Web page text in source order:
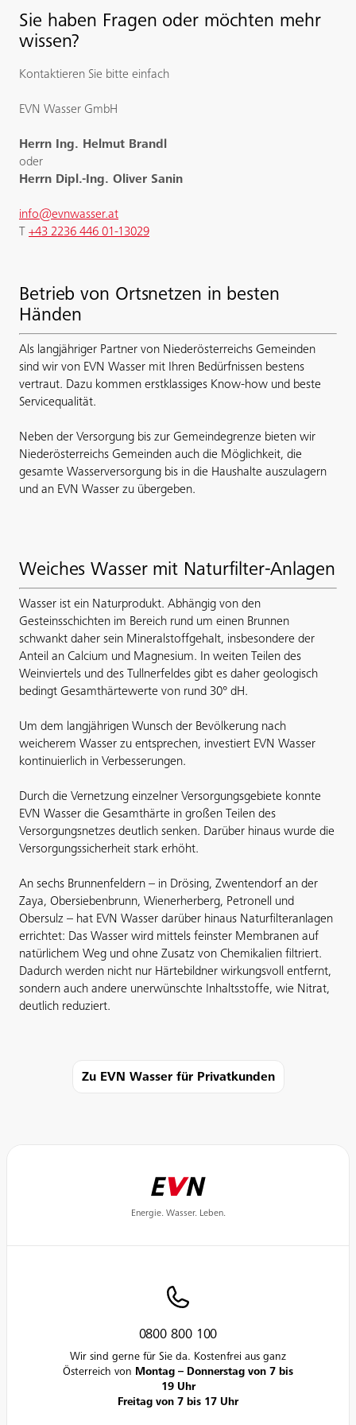
Sie haben Fragen oder möchten mehr
wissen?
Kontaktieren Sie bitte einfach
EVN Wasser GmbH
Herrn Ing. Helmut Brandl
oder
Herrn Dipl.-Ing. Oliver Sanin
info@evnwasser.at
T +43 2236 446 01-13029
Betrieb von Ortsnetzen in besten
Händen
Als langjähriger Partner von Niederösterreichs Gemeinden
sind wir von EVN Wasser mit Ihren Bedürfnissen bestens
vertraut. Dazu kommen erstklassiges Know-how und beste
Servicequalität.
Neben der Versorgung bis zur Gemeindegrenze bieten wir
Niederösterreichs Gemeinden auch die Möglichkeit, die
gesamte Wasserversorgung bis in die Haushalte auszulagern
und an EVN Wasser zu übergeben.
Weiches Wasser mit Naturfilter-Anlagen
Wasser ist ein Naturprodukt. Abhängig von den
Gesteinsschichten im Bereich rund um einen Brunnen
schwankt daher sein Mineralstoffgehalt, insbesondere der
Anteil an Calcium und Magnesium. In weiten Teilen des
Weinviertels und des Tullnerfeldes gibt es daher geologisch
bedingt Gesamthärtewerte von rund 30° dH.
Um dem langjährigen Wunsch der Bevölkerung nach
weicherem Wasser zu entsprechen, investiert EVN Wasser
kontinuierlich in Verbesserungen.
Durch die Vernetzung einzelner Versorgungsgebiete konnte
EVN Wasser die Gesamthärte in großen Teilen des
Versorgungsnetzes deutlich senken. Darüber hinaus wurde die
Versorgungssicherheit stark erhöht.
An sechs Brunnenfeldern – in Drösing, Zwentendorf an der
Zaya, Obersiebenbrunn, Wienerherberg, Petronell und
Obersulz – hat EVN Wasser darüber hinaus Naturfilteranlagen
errichtet: Das Wasser wird mittels feinster Membranen auf
natürlichem Weg und ohne Zusatz von Chemikalien filtriert.
Dadurch werden nicht nur Härtebildner wirkungsvoll entfernt,
sondern auch andere unerwünschte Inhaltsstoffe, wie Nitrat,
deutlich reduziert.
Zu EVN Wasser für Privatkunden
Energie. Wasser. Leben.
0800 800 100
Wir sind gerne für Sie da. Kostenfrei aus ganz
Österreich von Montag – Donnerstag von 7 bis
19 Uhr
Freitag von 7 bis 17 Uhr